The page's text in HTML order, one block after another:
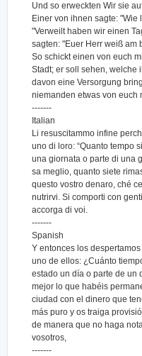
Und so erweckten Wir sie
Einer von ihnen sagte:
"Verweilt haben wir einen
sagten: "Euer Herr weiß
So schickt einen von euch
Stadt; er soll sehen,
davon eine Versorgung
niemanden etwas von euch
-------
Italian
Li resuscitammo infine
uno di loro: “Quanto tempo
una giornata o parte di una
sa meglio, quanto siete
questo vostro denaro, ché
nutrirvi. Si comporti con
accorga di voi.
-------
Spanish
Y entonces los
uno de ellos: ¿Cuánto
estado un día o parte de
mejor lo que habéis
ciudad con el dinero que
más puro y os traiga
de manera que no haga
vosotros,
-------